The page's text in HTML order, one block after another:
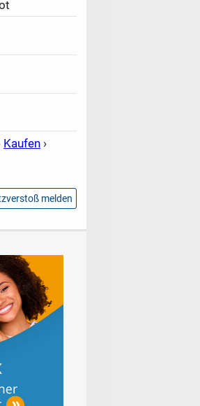
Kaufen ›
melden